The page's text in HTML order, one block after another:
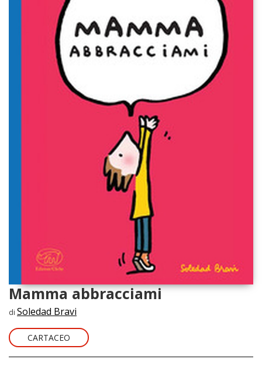
Mamma abbracciami
di Soledad Bravi
CARTACEO